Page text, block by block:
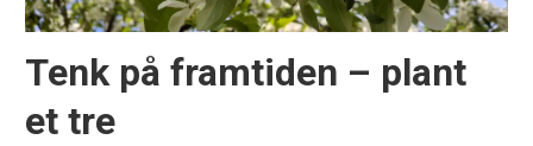
Tenk på framtiden – plant
et tre